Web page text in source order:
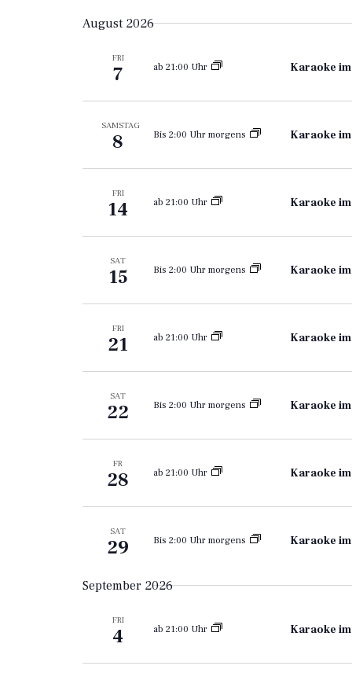
Veranstaltungen
Stichworts.
August 2026
FRI
7 ab 21:00 Uhr Karaoke
SAMSTAG
8 Bis 2:00 Uhr morgens Karaoke
FRI
14 ab 21:00 Uhr Karaoke
SAT
15 Bis 2:00 Uhr morgens Karaoke
FRI
21 ab 21:00 Uhr Karaoke
SAT
22 Bis 2:00 Uhr morgens Karaoke
FR
28 ab 21:00 Uhr Karaoke
SAT
29 Bis 2:00 Uhr morgens Karaoke
September 2026
FRI
4 ab 21:00 Uhr Karaoke